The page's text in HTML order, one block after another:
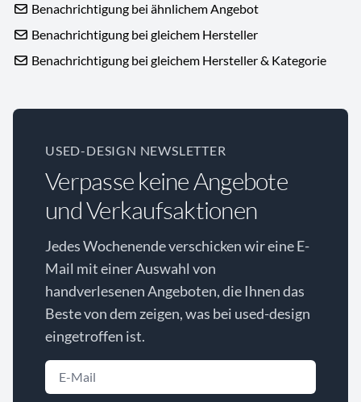
Benachrichtigung bei ähnlichem Angebot
Benachrichtigung bei gleichem Hersteller
Benachrichtigung bei gleichem Hersteller & Kategorie
USED-DESIGN NEWSLETTER
Verpasse keine Angebote
und Verkaufsaktionen
Jedes Wochenende verschicken wir eine E-
Mail mit einer Auswahl von
handverlesenen Angeboten, die Ihnen das
Beste von dem zeigen, was bei used-design
eingetroffen ist.